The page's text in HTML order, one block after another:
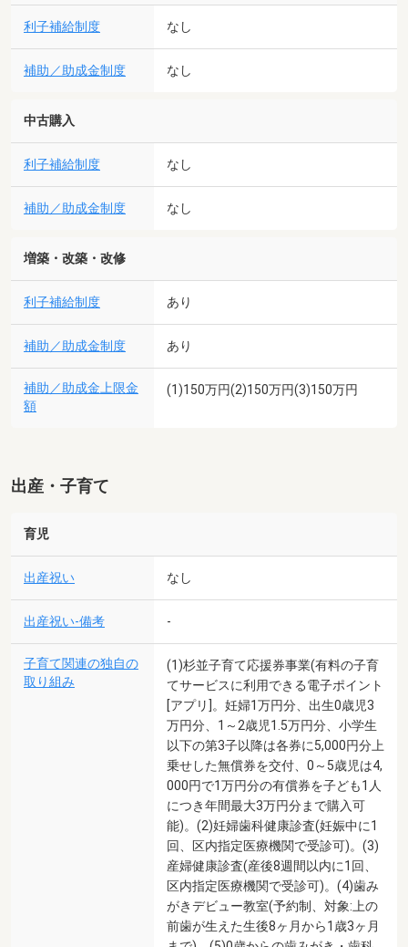
利子補給制度 なし
補助／助成金制度 なし
中古購入
利子補給制度 なし
補助／助成金制度 なし
増築・改築・改修
利子補給制度 あり
補助／助成金制度 あり
補助／助成金上限金
額
(1)150万円(2)150万円(3)150万円
出産・子育て
育児
出産祝い なし
出産祝い-備考 -
子育て関連の独自の
取り組み
(1)杉並子育て応援券事業(有料の子育
てサービスに利用できる電子ポイント
[アプリ]。妊婦1万円分、出生0歳児3
万円分、1～2歳児1.5万円分、小学生
以下の第3子以降は各券に5,000円分上
乗せした無償券を交付、0～5歳児は4,
000円で1万円分の有償券を子ども1人
につき年間最大3万円分まで購入可
能)。(2)妊婦歯科健康診査(妊娠中に1
回、区内指定医療機関で受診可)。(3)
産婦健康診査(産後8週間以内に1回、
区内指定医療機関で受診可)。(4)歯み
がきデビュー教室(予約制、対象:上の
前歯が生えた生後8ヶ月から1歳3ヶ月